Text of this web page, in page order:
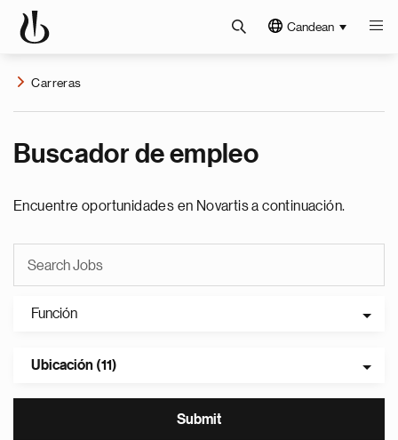
Candean
Carreras
Buscador de empleo
Encuentre oportunidades en Novartis a continuación.
Función
Ubicación (11)